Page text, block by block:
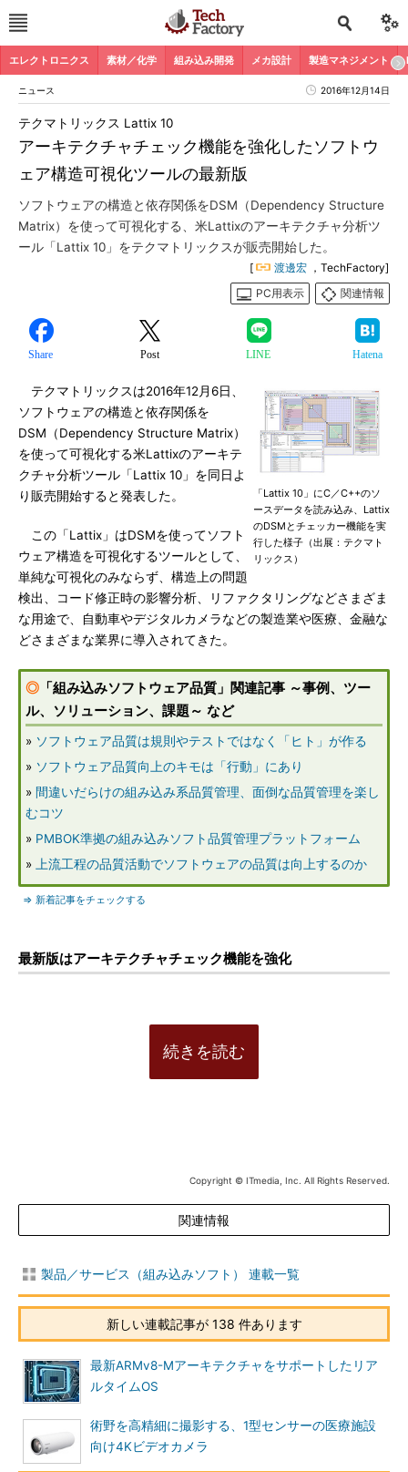
エレクトロニクス 素材／化学 組み込み開発 メカ設計 製造マネジメント
ニュース 2016年12月14日
アーキテクチャチェック機能を強化したソフトウ
ェア構造可視化ツールの最新版
テクマトリックス Lattix 10
ソフトウェアの構造と依存関係をDSM（Dependency Structure
Matrix）を使って可視化する、米Lattixのアーキテクチャ分析ツ
ール「Lattix 10」をテクマトリックスが販売開始した。
[ 渡邊宏 ，TechFactory]
PC用表示
関連情報
Share Post LINE Hatena
「Lattix 10」にC／C++のソ
ースデータを読み込み、Lattix
のDSMとチェッカー機能を実
行した様子（出展：テクマト
リックス）
テクマトリックスは2016年12月6日、
ソフトウェアの構造と依存関係を
DSM（Dependency Structure Matrix）
を使って可視化する米Lattixのアーキテ
クチャ分析ツール「Lattix 10」を同日よ
り販売開始すると発表した。
この「Lattix」はDSMを使ってソフト
ウェア構造を可視化するツールとして、
単純な可視化のみならず、構造上の問題
検出、コード修正時の影響分析、リファクタリングなどさまざま
な用途で、自動車やデジタルカメラなどの製造業や医療、金融な
どさまざまな業界に導入されてきた。
◎ 「組み込みソフトウェア品質」関連記事 ～事例、ツー
ル、ソリューション、課題～ など
» ソフトウェア品質は規則やテストではなく「ヒト」が作る
» ソフトウェア品質向上のキモは「行動」にあり
» 間違いだらけの組み込み系品質管理、面倒な品質管理を楽し
むコツ
» PMBOK準拠の組み込みソフト品質管理プラットフォーム
»
上流工程の品質活動でソフトウェアの品質は向上するのか
⇒ 新着記事をチェックする
最新版はアーキテクチャチェック機能を強化
続きを読む
Copyright © ITmedia, Inc. All Rights Reserved.
関連情報
製品／サービス（組み込みソフト） 連載一覧
新しい連載記事が 138 件あります
最新ARMv8-Mアーキテクチャをサポートしたリア
ルタイムOS
術野を高精細に撮影する、1型センサーの医療施設
向け4Kビデオカメラ